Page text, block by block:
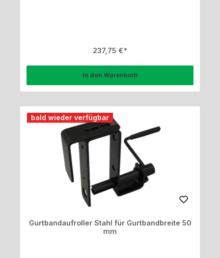
Regulärer Preis:
237,75 €
In den Warenkorb
bald wieder verfügbar
Gurtbandaufroller Stahl für Gurtbandbreite 50
mm